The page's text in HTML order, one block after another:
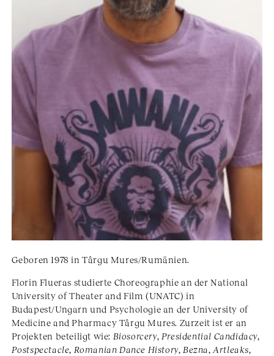
Geboren 1978 in Târgu Mures/Rumänien.
Florin Flueras studierte Choreographie an der National
University of Theater and Film (UNATC) in
Budapest/Ungarn und Psychologie an der University of
Medicine and Pharmacy Târgu Mures. Zurzeit ist er an
Projekten beteiligt wie: Biosorcery, Presidential Candidacy,
Postspectacle, Romanian Dance History, Bezna, Artleaks,